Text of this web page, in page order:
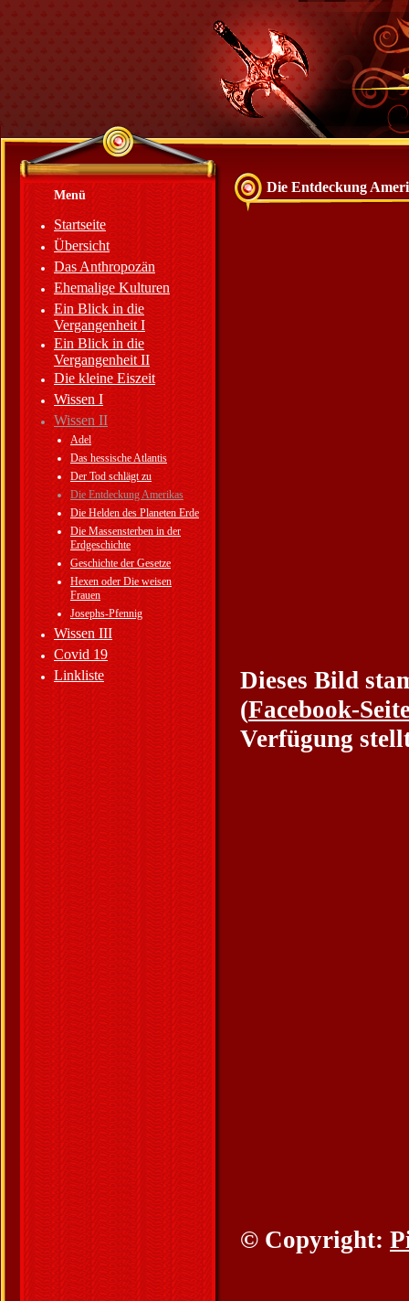
Menü
Startseite
Übersicht
Das Anthropozän
Ehemalige Kulturen
Ein Blick in die
Vergangenheit I
Ein Blick in die
Vergangenheit II
Die kleine Eiszeit
Wissen I
Wissen II
Adel
Das hessische Atlantis
Der Tod schlägt zu
Die Entdeckung Amerikas
Die Helden des Planeten Erde
Die Massensterben in der
Erdgeschichte
Geschichte der Gesetze
Hexen oder Die weisen
Frauen
Josephs-Pfennig
Wissen III
Covid 19
Linkliste
Die Entdeckung
Dieses Bild
(Facebook-
Verfügung
© Copyright: